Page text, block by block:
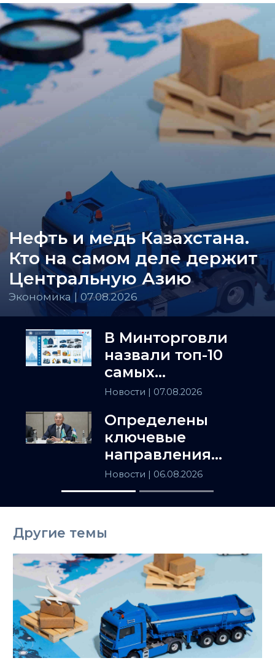
Нефть и медь Казахстана.
Кто на самом деле держит
Центральную Азию
Экономика | 07.08.2026
В Минторговли
назвали топ-10
самых
популярных
Казахстане
Новости | 07.08.2026
Определены
ключевые
направления
сотрудничества
Астаны и
Ташкента
Новости | 06.08.2026
Другие темы